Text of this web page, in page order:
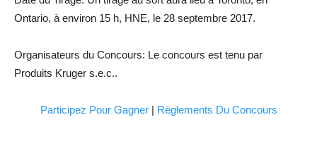
Ontario, à environ 15 h, HNE, le 28 septembre 2017.
Organisateurs du Concours: Le concours est tenu par
Produits Kruger s.e.c..
Participez Pour Gagner| Règlements Du Concours